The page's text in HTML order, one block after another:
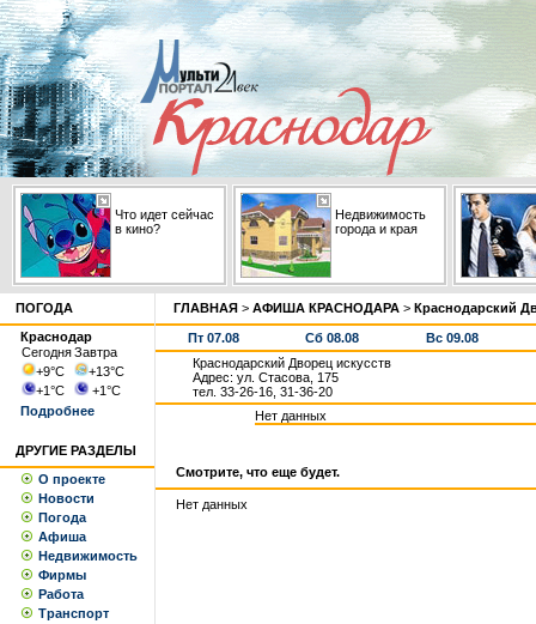
Что идет сейчас
в кино?
Недвижимость
города и края
ПОГОДА
Краснодар
СегодняЗавтра
+9°С +13°С
+1°С +1°С
Подробнее
ДРУГИЕ РАЗДЕЛЫ
О проекте
Новости
Погода
Афиша
Недвижимость
Фирмы
Работа
Транспорт
ГЛАВНАЯ > АФИША КРАСНОДАРА > Краснодарский
Пт 07.08 Сб 08.08
Вс 09.08
Краснодарский Дворец искусств
Адрес: ул. Стасова, 175
тел. 33-26-16, 31-36-20
Нет данных
Смотрите, что еще будет.
Нет данных